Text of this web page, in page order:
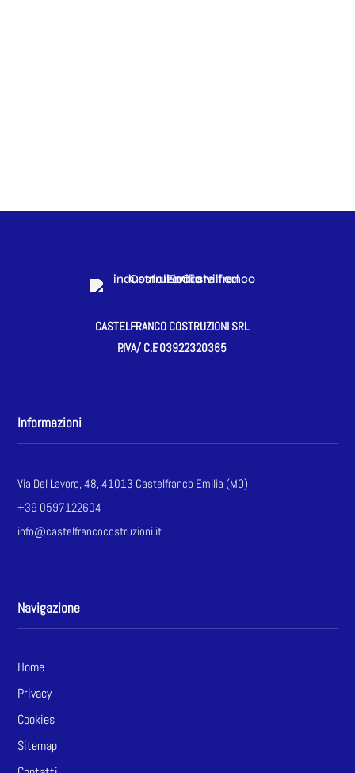
CASTELFRANCO COSTRUZIONI SRL
P.IVA/ C.F.03922320365
Informazioni
Via Del Lavoro, 48, 41013 Castelfranco Emilia (MO)
+39 0597122604
info@castelfrancocostruzioni.it
Navigazione
Home
Privacy
Cookies
Sitemap